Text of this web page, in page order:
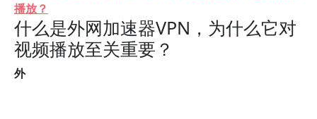
播放？
什么是外网加速器VPN，为什么它对
视频播放至关重要？
外